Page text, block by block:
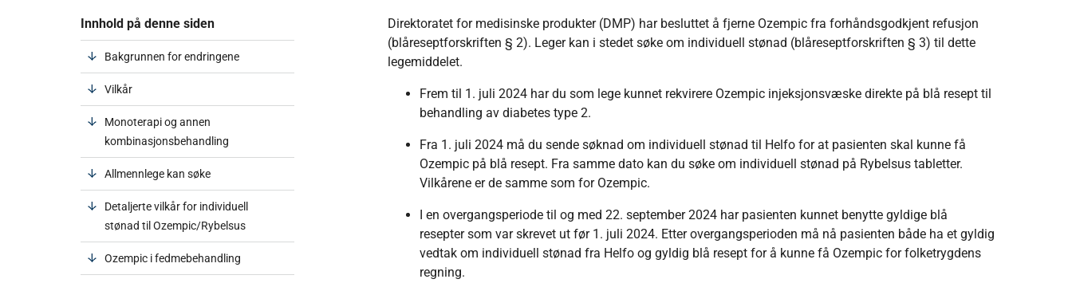
Innhold på denne siden
Bakgrunnen for endringene
Vilkår
Monoterapi og annen
kombinasjonsbehandling
Allmennlege kan søke
Detaljerte vilkår for individuell
stønad til Ozempic/Rybelsus
Ozempic i fedmebehandling
Direktoratet for medisinske produkter (DMP) har besluttet å fjerne Ozempic fra forhåndsgodkjent refusjon
(blåreseptforskriften § 2). Leger kan i stedet søke om individuell stønad (blåreseptforskriften § 3) til dette
legemiddelet.
Frem til 1. juli 2024 har du som lege kunnet rekvirere Ozempic injeksjonsvæske direkte på blå resept til
behandling av diabetes type 2.
Fra 1. juli 2024 må du sende søknad om individuell stønad til Helfo for at pasienten skal kunne få
Ozempic på blå resept. Fra samme dato kan du søke om individuell stønad på Rybelsus tabletter.
Vilkårene er de samme som for Ozempic.
I en overgangsperiode til og med 22. september 2024 har pasienten kunnet benytte gyldige blå
resepter som var skrevet ut før 1. juli 2024. Etter overgangsperioden må nå pasienten både ha et gyldig
vedtak om individuell stønad fra Helfo og gyldig blå resept for å kunne få Ozempic for folketrygdens
regning.